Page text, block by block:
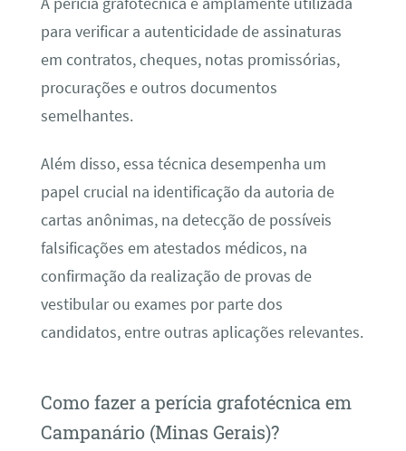
para verificar a autenticidade de assinaturas
em contratos, cheques, notas promissórias,
procurações e outros documentos
semelhantes.
Além disso, essa técnica desempenha um
papel crucial na identificação da autoria de
cartas anônimas, na detecção de possíveis
falsificações em atestados médicos, na
confirmação da realização de provas de
vestibular ou exames por parte dos
candidatos, entre outras aplicações relevantes.
Como fazer a perícia grafotécnica em
Campanário (Minas Gerais)?